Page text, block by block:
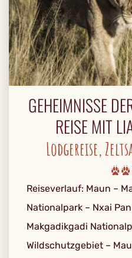
GEHEIMNISSE
REISE MIT
Lodgereise,
Reiseverlauf: Maun –
Nationalpark – Nxai
Makgadikgadi
Wildschutzgebiet –